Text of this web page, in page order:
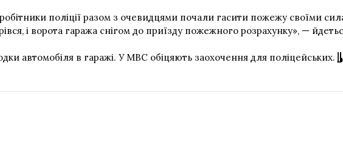
поліції разом з очевидцями почали гасити пожежу своїми
і ворота гаража снігом до приїзду пожежного розрахунку», —
автомобіля в гаражі. У МВС обіцяють заохочення для поліцейських.